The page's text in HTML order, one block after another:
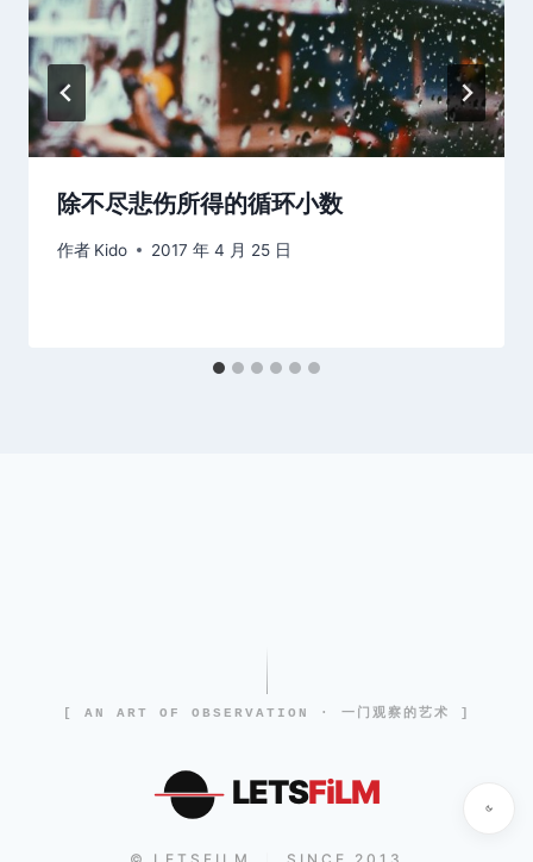
除不尽悲伤所得的循环小数
作者 Kido 2017 年 4 月 25 日
[ AN ART OF OBSERVATION · 一门观察的艺术 ]
LETSFiLM